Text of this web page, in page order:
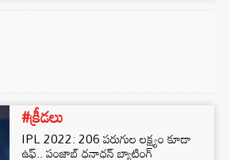
#క్రీడలు
IPL 2022: 206 పరుగుల లక్ష్యం కూడా
ఉఫ్.. పంజాబ్ ధనాధన్ బ్యాటింగ్